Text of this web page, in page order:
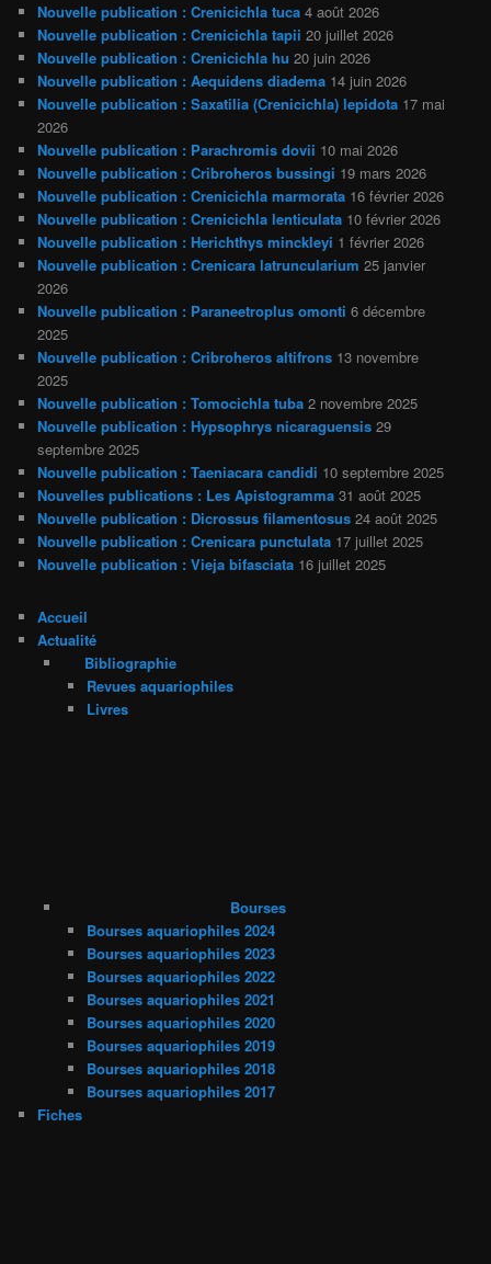
Nouvelle publication : Crenicichla tuca 4 août 2026
Nouvelle publication : Crenicichla tapii 20 juillet 2026
Nouvelle publication : Crenicichla hu 20 juin 2026
Nouvelle publication : Aequidens diadema 14 juin 2026
Nouvelle publication : Saxatilia (Crenicichla) lepidota 17 mai
2026
Nouvelle publication : Parachromis dovii 10 mai 2026
Nouvelle publication : Cribroheros bussingi 19 mars 2026
Nouvelle publication : Crenicichla marmorata 16 février 2026
Nouvelle publication : Crenicichla lenticulata 10 février 2026
Nouvelle publication : Herichthys minckleyi 1 février 2026
Nouvelle publication : Crenicara latruncularium 25 janvier
2026
Nouvelle publication : Paraneetroplus omonti 6 décembre
2025
Nouvelle publication : Cribroheros altifrons 13 novembre
2025
Nouvelle publication : Tomocichla tuba 2 novembre 2025
Nouvelle publication : Hypsophrys nicaraguensis 29
septembre 2025
Nouvelle publication : Taeniacara candidi 10 septembre 2025
Nouvelles publications : Les Apistogramma 31 août 2025
Nouvelle publication : Dicrossus filamentosus 24 août 2025
Nouvelle publication : Crenicara punctulata 17 juillet 2025
Nouvelle publication : Vieja bifasciata 16 juillet 2025
Accueil
Actualité
Bibliographie
Revues aquariophiles
Livres
Bourses
Bourses aquariophiles 2024
Bourses aquariophiles 2023
Bourses aquariophiles 2022
Bourses aquariophiles 2021
Bourses aquariophiles 2020
Bourses aquariophiles 2019
Bourses aquariophiles 2018
Bourses aquariophiles 2017
Fiches